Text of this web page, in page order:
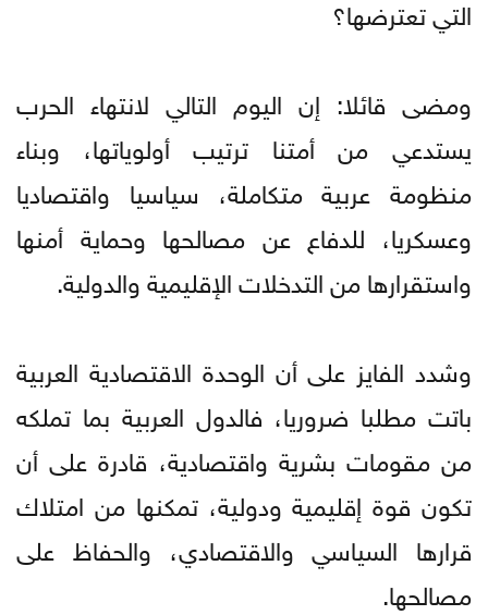
التي تعترضها؟
ومضى قائلا: إن اليوم التالي لانتهاء الحرب
يستدعي من أمتنا ترتيب أولوياتها، وبناء
منظومة عربية متكاملة، سياسيا واقتصاديا
وعسكريا، للدفاع عن مصالحها وحماية أمنها
واستقرارها من التدخلات الإقليمية والدولية.
وشدد الفايز على أن الوحدة الاقتصادية العربية
باتت مطلبا ضروريا، فالدول العربية بما تملكه
من مقومات بشرية واقتصادية، قادرة على أن
تكون قوة إقليمية ودولية، تمكنها من امتلاك
قرارها السياسي والاقتصادي، والحفاظ على
مصالحها.